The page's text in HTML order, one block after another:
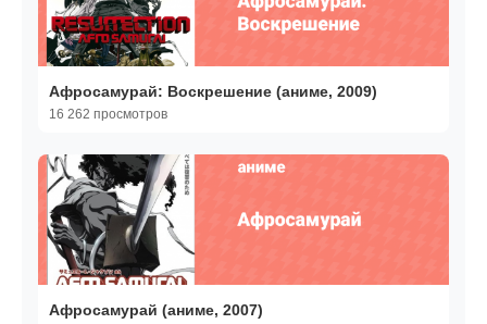
Афросамурай: Воскрешение (аниме, 2009)
16 262 просмотров
Афросамурай (аниме, 2007)